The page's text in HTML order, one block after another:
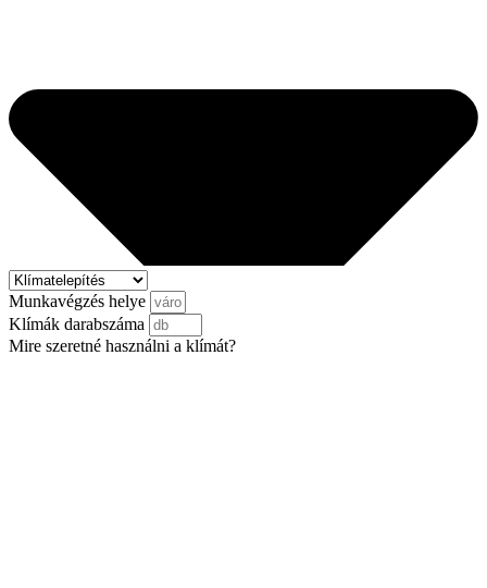
Munkavégzés helye
Klímák darabszáma
Mire szeretné használni a klímát?